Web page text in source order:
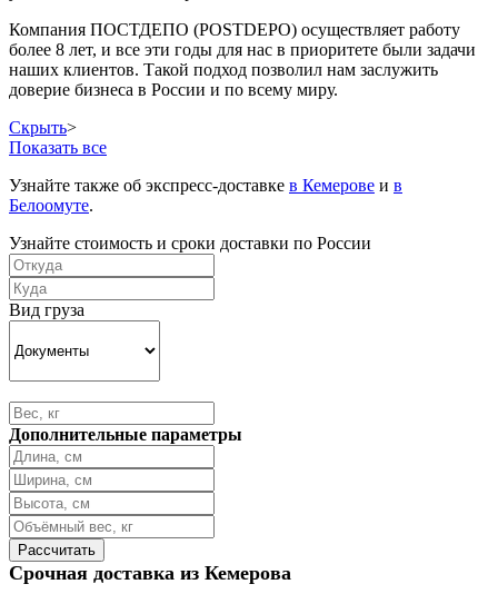
Компания ПОСТДЕПО (POSTDEPO) осуществляет работу
более 8 лет, и все эти годы для нас в приоритете были задачи
наших клиентов. Такой подход позволил нам заслужить
доверие бизнеса в России и по всему миру.
Скрыть>
Показать все
Узнайте также об экспресс-доставке в Кемерове и в
Белоомуте.
Узнайте стоимость и сроки доставки по России
Вид груза
Дополнительные параметры
Срочная доставка из Кемерова